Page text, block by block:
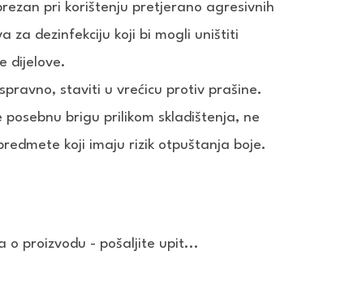
pri korištenju pretjerano agresivnih
za dezinfekciju koji bi mogli uništiti
dijelove.
staviti u vrećicu protiv prašine.
brigu prilikom skladištenja, ne
koji imaju rizik otpuštanja boje.
o proizvodu - pošaljite upit...